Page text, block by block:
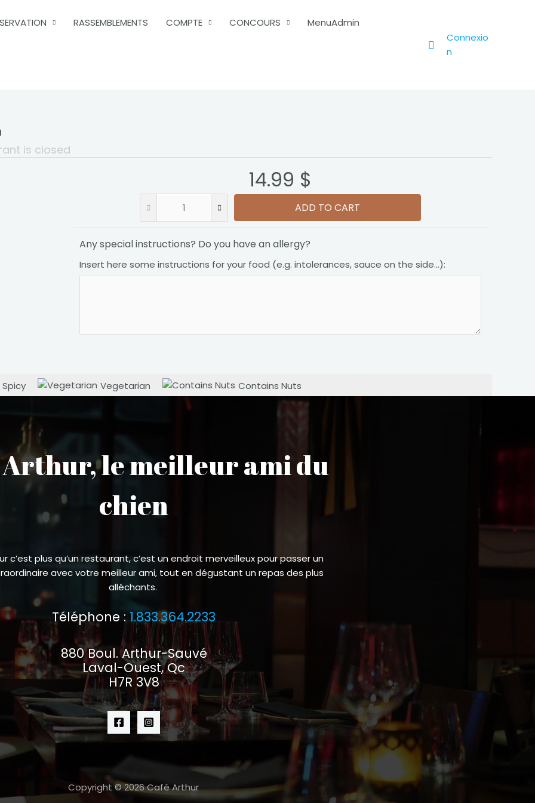
RASSEMBLEMENTS COMPTE CONCOURS
MenuAdmin
Connexio
n
is closed
14.99 $
ADD TO CART
Any special instructions? Do you have an allergy?
Insert here some instructions for your food (e.g. intolerances, sauce on the side...):
Spicy Vegetarian Contains Nuts
le meilleur ami du
chien
c’est plus qu’un restaurant, c’est un endroit merveilleux pour passer un
avec votre meilleur ami, tout en dégustant un repas des plus
alléchants.
Téléphone :1.833.364.2233
880 Boul. Arthur-Sauvé
Laval-Ouest, Qc
H7R 3V8
Copyright © 2026 Café Arthur